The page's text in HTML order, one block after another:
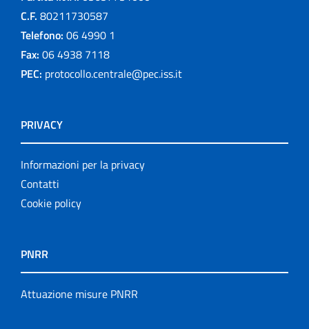
C.F. 80211730587
Telefono: 06 4990 1
Fax: 06 4938 7118
PEC: protocollo.centrale@pec.iss.it
PRIVACY
Informazioni per la privacy
Contatti
Cookie policy
PNRR
Attuazione misure PNRR